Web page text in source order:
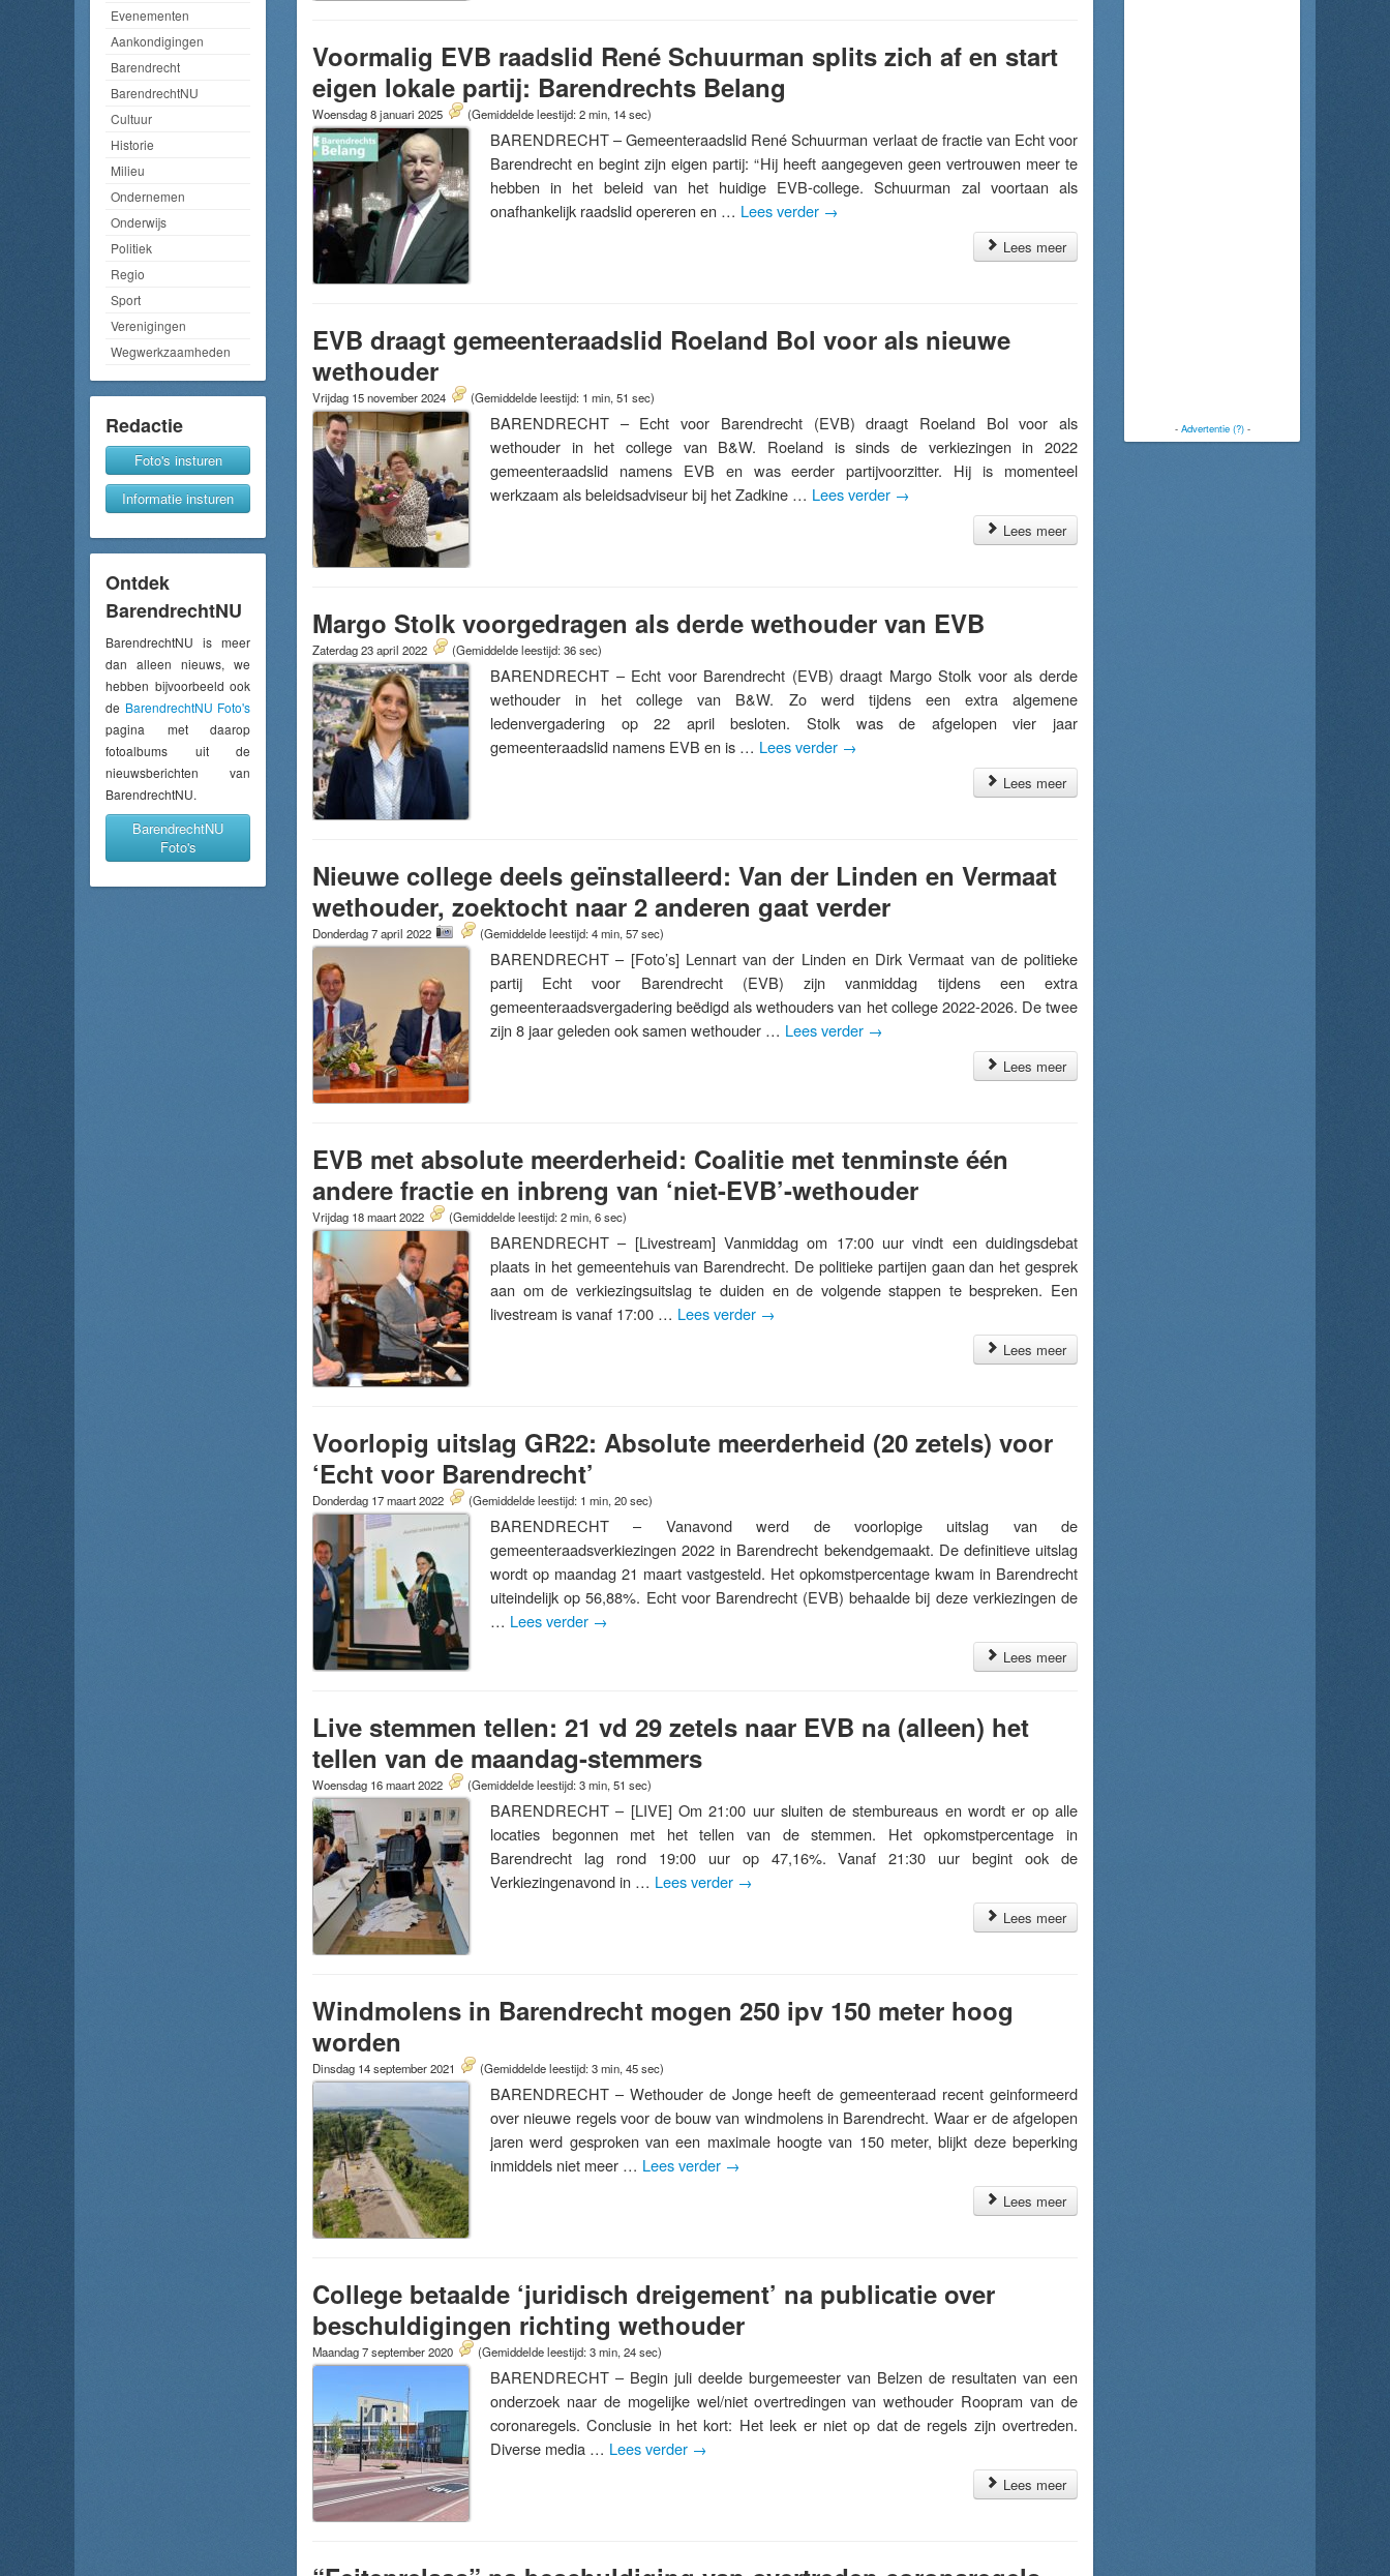
Evenementen
Aankondigingen
Barendrecht
BarendrechtNU
Cultuur
Historie
Milieu
Ondernemen
Onderwijs
Politiek
Regio
Sport
Verenigingen
Wegwerkzaamheden
Redactie
Foto's insturen
Informatie insturen
Ontdek
BarendrechtNU
BarendrechtNU is meer
dan alleen nieuws, we
hebben bijvoorbeeld ook
de BarendrechtNU Foto's
pagina met daarop
fotoalbums uit de
nieuwsberichten van
BarendrechtNU.
BarendrechtNU
Foto's
Voormalig EVB raadslid René Schuurman splits zich af en start
eigen lokale partij: Barendrechts Belang
Woensdag 8 januari 2025 (Gemiddelde leestijd: 2 min, 14 sec)
BARENDRECHT – Gemeenteraadslid René Schuurman verlaat de fractie van Echt voor
Barendrecht en begint zijn eigen partij: “Hij heeft aangegeven geen vertrouwen meer te
hebben in het beleid van het huidige EVB-college. Schuurman zal voortaan als
onafhankelijk raadslid opereren en … Lees verder →
Lees meer
EVB draagt gemeenteraadslid Roeland Bol voor als nieuwe
wethouder
Vrijdag 15 november 2024 (Gemiddelde leestijd: 1 min, 51 sec)
BARENDRECHT – Echt voor Barendrecht (EVB) draagt Roeland Bol voor als
wethouder in het college van B&W. Roeland is sinds de verkiezingen in 2022
gemeenteraadslid namens EVB en was eerder partijvoorzitter. Hij is momenteel
werkzaam als beleidsadviseur bij het Zadkine … Lees verder →
Lees meer
Margo Stolk voorgedragen als derde wethouder van EVB
Zaterdag 23 april 2022 (Gemiddelde leestijd: 36 sec)
BARENDRECHT – Echt voor Barendrecht (EVB) draagt Margo Stolk voor als derde
wethouder in het college van B&W. Zo werd tijdens een extra algemene
ledenvergadering op 22 april besloten. Stolk was de afgelopen vier jaar
gemeenteraadslid namens EVB en is … Lees verder →
Lees meer
Nieuwe college deels geïnstalleerd: Van der Linden en Vermaat
wethouder, zoektocht naar 2 anderen gaat verder
Donderdag 7 april 2022 (Gemiddelde leestijd: 4 min, 57 sec)
BARENDRECHT – [Foto’s] Lennart van der Linden en Dirk Vermaat van de politieke
partij Echt voor Barendrecht (EVB) zijn vanmiddag tijdens een extra
gemeenteraadsvergadering beëdigd als wethouders van het college 2022-2026. De twee
zijn 8 jaar geleden ook samen wethouder … Lees verder →
Lees meer
EVB met absolute meerderheid: Coalitie met tenminste één
andere fractie en inbreng van ‘niet-EVB’-wethouder
Vrijdag 18 maart 2022 (Gemiddelde leestijd: 2 min, 6 sec)
BARENDRECHT – [Livestream] Vanmiddag om 17:00 uur vindt een duidingsdebat
plaats in het gemeentehuis van Barendrecht. De politieke partijen gaan dan het gesprek
aan om de verkiezingsuitslag te duiden en de volgende stappen te bespreken. Een
livestream is vanaf 17:00 … Lees verder →
Lees meer
Voorlopig uitslag GR22: Absolute meerderheid (20 zetels) voor
‘Echt voor Barendrecht’
Donderdag 17 maart 2022 (Gemiddelde leestijd: 1 min, 20 sec)
BARENDRECHT – Vanavond werd de voorlopige uitslag van de
gemeenteraadsverkiezingen 2022 in Barendrecht bekendgemaakt. De definitieve uitslag
wordt op maandag 21 maart vastgesteld. Het opkomstpercentage kwam in Barendrecht
uiteindelijk op 56,88%. Echt voor Barendrecht (EVB) behaalde bij deze verkiezingen de
… Lees verder →
Lees meer
Live stemmen tellen: 21 vd 29 zetels naar EVB na (alleen) het
tellen van de maandag-stemmers
Woensdag 16 maart 2022 (Gemiddelde leestijd: 3 min, 51 sec)
BARENDRECHT – [LIVE] Om 21:00 uur sluiten de stembureaus en wordt er op alle
locaties begonnen met het tellen van de stemmen. Het opkomstpercentage in
Barendrecht lag rond 19:00 uur op 47,16%. Vanaf 21:30 uur begint ook de
Verkiezingenavond in … Lees verder →
Lees meer
Windmolens in Barendrecht mogen 250 ipv 150 meter hoog
worden
Dinsdag 14 september 2021 (Gemiddelde leestijd: 3 min, 45 sec)
BARENDRECHT – Wethouder de Jonge heeft de gemeenteraad recent geinformeerd
over nieuwe regels voor de bouw van windmolens in Barendrecht. Waar er de afgelopen
jaren werd gesproken van een maximale hoogte van 150 meter, blijkt deze beperking
inmiddels niet meer … Lees verder →
Lees meer
College betaalde ‘juridisch dreigement’ na publicatie over
beschuldigingen richting wethouder
Maandag 7 september 2020 (Gemiddelde leestijd: 3 min, 24 sec)
BARENDRECHT – Begin juli deelde burgemeester van Belzen de resultaten van een
onderzoek naar de mogelijke wel/niet overtredingen van wethouder Roopram van de
coronaregels. Conclusie in het kort: Het leek er niet op dat de regels zijn overtreden.
Diverse media … Lees verder →
Lees meer
- Advertentie (?)-